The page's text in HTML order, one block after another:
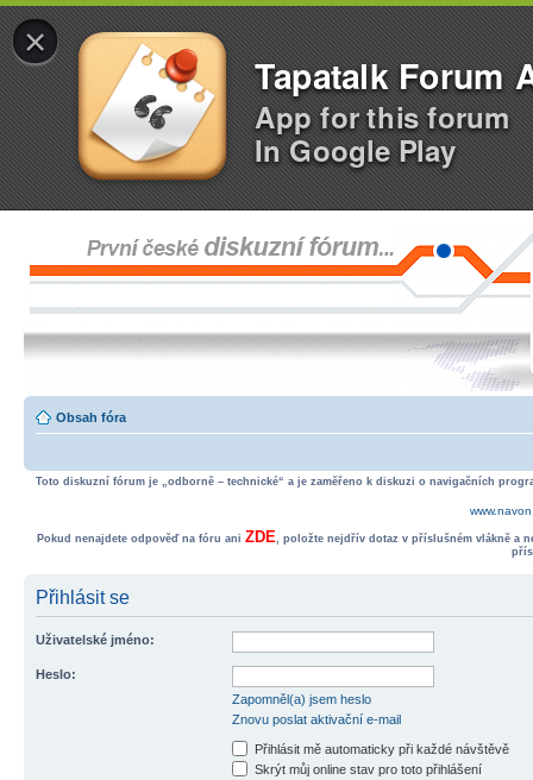
×
Tapatalk Forum
App for this forum
In Google Play
Obsah fóra
Toto diskuzní fórum je „odborně – technické“ a je zaměřeno k diskuzi o navigačních
Pokud nenajdete odpověď na fóru ani ZDE, položte nejdřív dotaz v příslušném vlákně a
Přihlásit se
Uživatelské jméno:
Heslo:
Zapomněl(a) jsem heslo
Znovu poslat aktivační e-mail
Přihlásit mě automaticky při každé návštěvě
Skrýt můj online stav pro toto přihlášení